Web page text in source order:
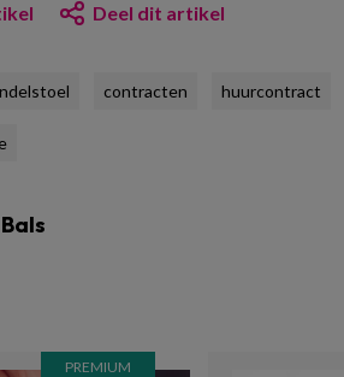
Deel dit artikel
contracten huurcontract